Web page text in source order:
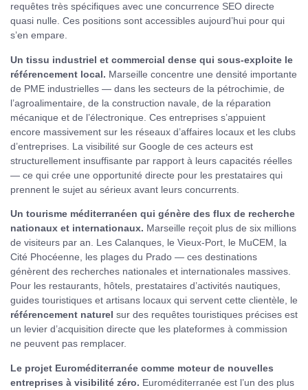
requêtes très spécifiques avec une concurrence SEO directe
quasi nulle. Ces positions sont accessibles aujourd’hui pour qui
s’en empare.
Un tissu industriel et commercial dense qui sous-exploite le
référencement local. Marseille concentre une densité importante
de PME industrielles — dans les secteurs de la pétrochimie, de
l’agroalimentaire, de la construction navale, de la réparation
mécanique et de l’électronique. Ces entreprises s’appuient
encore massivement sur les réseaux d’affaires locaux et les clubs
d’entreprises. La visibilité sur Google de ces acteurs est
structurellement insuffisante par rapport à leurs capacités réelles
— ce qui crée une opportunité directe pour les prestataires qui
prennent le sujet au sérieux avant leurs concurrents.
Un tourisme méditerranéen qui génère des flux de recherche
nationaux et internationaux. Marseille reçoit plus de six millions
de visiteurs par an. Les Calanques, le Vieux-Port, le MuCEM, la
Cité Phocéenne, les plages du Prado — ces destinations
génèrent des recherches nationales et internationales massives.
Pour les restaurants, hôtels, prestataires d’activités nautiques,
guides touristiques et artisans locaux qui servent cette clientèle, le
référencement naturel sur des requêtes touristiques précises est
un levier d’acquisition directe que les plateformes à commission
ne peuvent pas remplacer.
Le projet Euroméditerranée comme moteur de nouvelles
entreprises à visibilité zéro. Euroméditerranée est l’un des plus